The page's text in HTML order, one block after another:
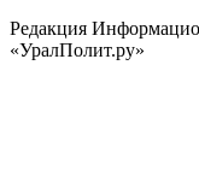
Редакция
«УралПолит.ру»